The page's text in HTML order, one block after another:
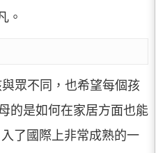
。
眾不同，也希望每個孩
的是如何在家居方面也能
了國際上非常成熟的一